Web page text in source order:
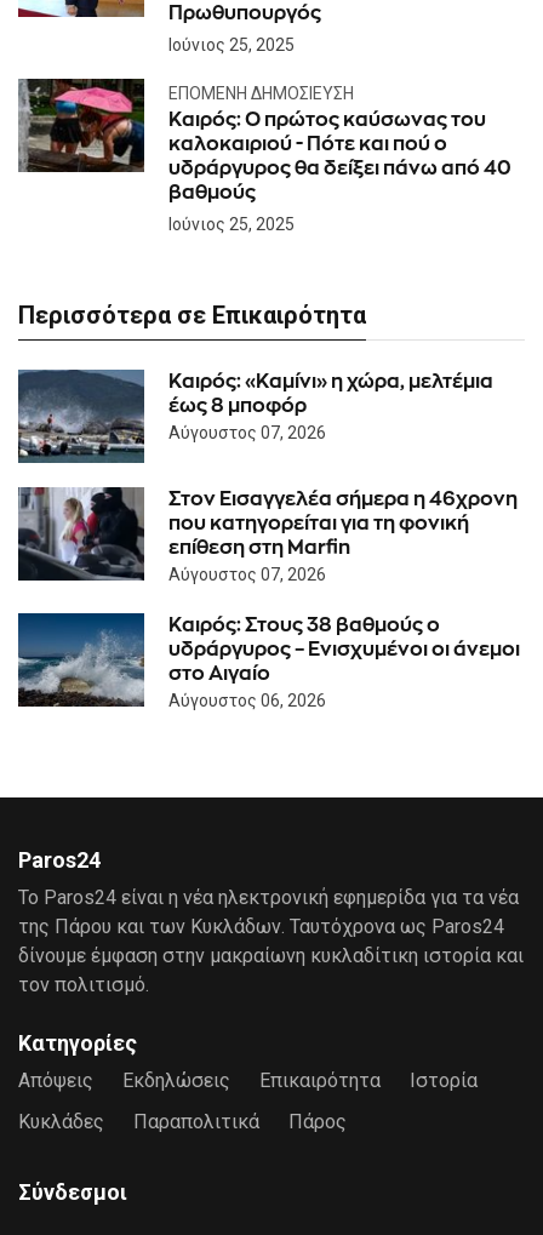
Πρωθυπουργός
Ιούνιος 25, 2025
ΕΠΌΜΕΝΗ ΔΗΜΟΣΊΕΥΣΗ
Καιρός: Ο πρώτος καύσωνας του
καλοκαιριού - Πότε και πού ο
υδράργυρος θα δείξει πάνω από 40
βαθμούς
Ιούνιος 25, 2025
Περισσότερα σε Επικαιρότητα
Καιρός: «Καμίνι» η χώρα, μελτέμια
έως 8 μποφόρ
Αύγουστος 07, 2026
Στον Εισαγγελέα σήμερα η 46χρονη
που κατηγορείται για τη φονική
επίθεση στη Marfin
Αύγουστος 07, 2026
Καιρός: Στους 38 βαθμούς ο
υδράργυρος – Ενισχυμένοι οι άνεμοι
στο Αιγαίο
Αύγουστος 06, 2026
Paros24
Το Paros24 είναι η νέα ηλεκτρονική εφημερίδα για τα νέα
της Πάρου και των Κυκλάδων. Ταυτόχρονα ως Paros24
δίνουμε έμφαση στην μακραίωνη κυκλαδίτικη ιστορία και
τον πολιτισμό.
Κατηγορίες
Απόψεις Εκδηλώσεις Επικαιρότητα
Ιστορία
Κυκλάδες
Παραπολιτικά Πάρος
Σύνδεσμοι